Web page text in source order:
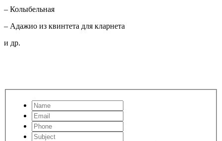
– Колыбельная
– Адажио из квинтета для кларнета
и др.